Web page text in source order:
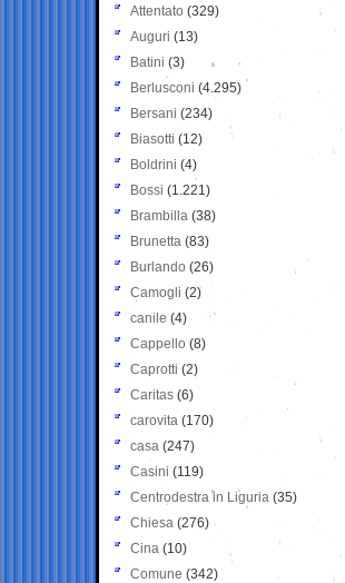
Attentato (329)
Auguri (13)
Batini (3)
Berlusconi (4.295)
Bersani (234)
Biasotti (12)
Boldrini (4)
Bossi (1.221)
Brambilla (38)
Brunetta (83)
Burlando (26)
Camogli (2)
canile (4)
Cappello (8)
Caprotti (2)
Caritas (6)
carovita (170)
casa (247)
Casini (119)
Centrodestra in Liguria (35)
Chiesa (276)
Cina (10)
Comune (342)